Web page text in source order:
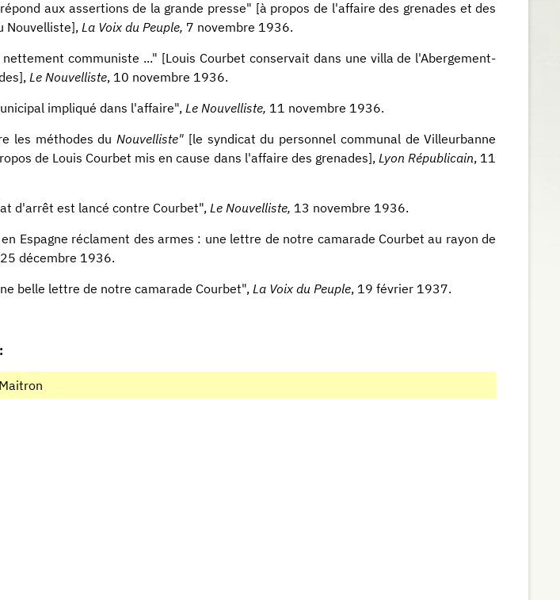
aux assertions de la grande presse" [à propos de l'affaire des grenades et des
Nouvelliste],La Voix du Peuple, 7 novembre 1936.
communiste ..." [Louis Courbet conservait dans une villa de l'Abergement-
Le Nouvelliste, 10 novembre 1936.
impliqué dans l'affaire",Le Nouvelliste, 11 novembre 1936.
les méthodes duNouvelliste" [le syndicat du personnel communal de Villeurbanne
de Louis Courbet mis en cause dans l'affaire des grenades],Lyon Républicain, 11
d'arrêt est lancé contre Courbet", Le Nouvelliste, 13 novembre 1936.
Espagne réclament des armes : une lettre de notre camarade Courbet au rayon de
décembre 1936.
belle lettre de notre camarade Courbet",La Voix du Peuple, 19 février 1937.